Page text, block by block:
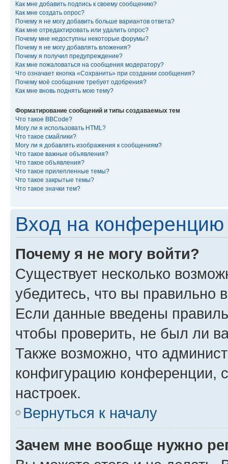
Как мне добавить подпись к своему сообщению?
Как мне создать опрос?
Почему я не могу добавить больше вариантов ответа?
Как мне отредактировать или удалить опрос?
Почему мне недоступны некоторые форумы?
Почему я не могу добавлять вложения?
Почему я получил предупреждение?
Как мне пожаловаться на сообщения модератору?
Что означает кнопка «Сохранить» при создании сообщения?
Почему моё сообщение требует одобрения?
Как мне вновь поднять мою тему?
Форматирование сообщений и типы создаваемых тем
Что такое BBCode?
Могу ли я использовать HTML?
Что такое смайлики?
Могу ли я добавлять изображения к сообщениям?
Что такое важные объявления?
Что такое объявления?
Что такое прилепленные темы?
Что такое закрытые темы?
Что такое значки тем?
Вход на конференцию
Почему я не могу войти?
Существует несколько
убедитесь, что вы правильно
Если данные введены
чтобы проверить, не был ли
Также возможно, что
конфигурацию конференции,
настроек.
Вернуться к началу
Зачем мне вообще нужно